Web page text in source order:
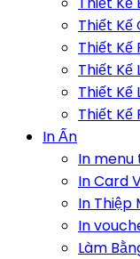
Thiết
Thiết Kế
Thiết Kế
Thiết Kế
Thiết Kế
In Ấn
In
In Card
In Thiệp
In
Làm